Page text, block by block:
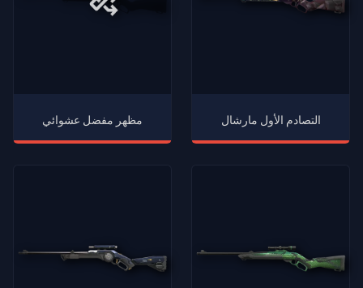
مظهر مفضل عشوائي التصادم الأول مارشال